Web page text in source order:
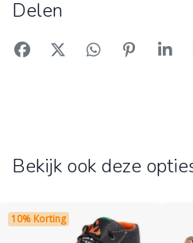
Delen
Bekijk ook deze
10% Korting